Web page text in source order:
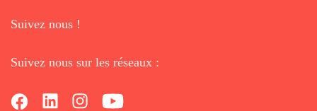
Suivez nous !
Suivez nous sur les réseaux :